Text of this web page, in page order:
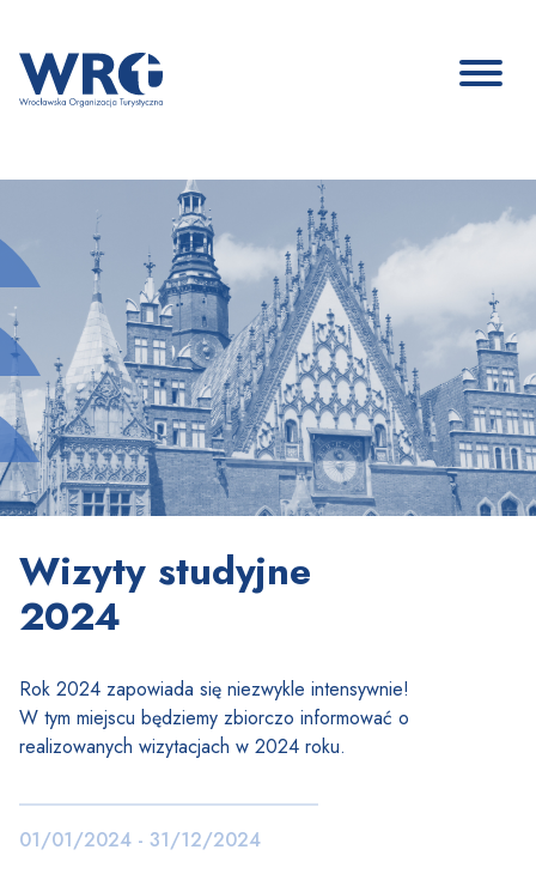
Wizyty studyjne
2024
Rok 2024 zapowiada się niezwykle intensywnie!
W tym miejscu będziemy zbiorczo informować o
realizowanych wizytacjach w 2024 roku.
01/01/2024 - 31/12/2024